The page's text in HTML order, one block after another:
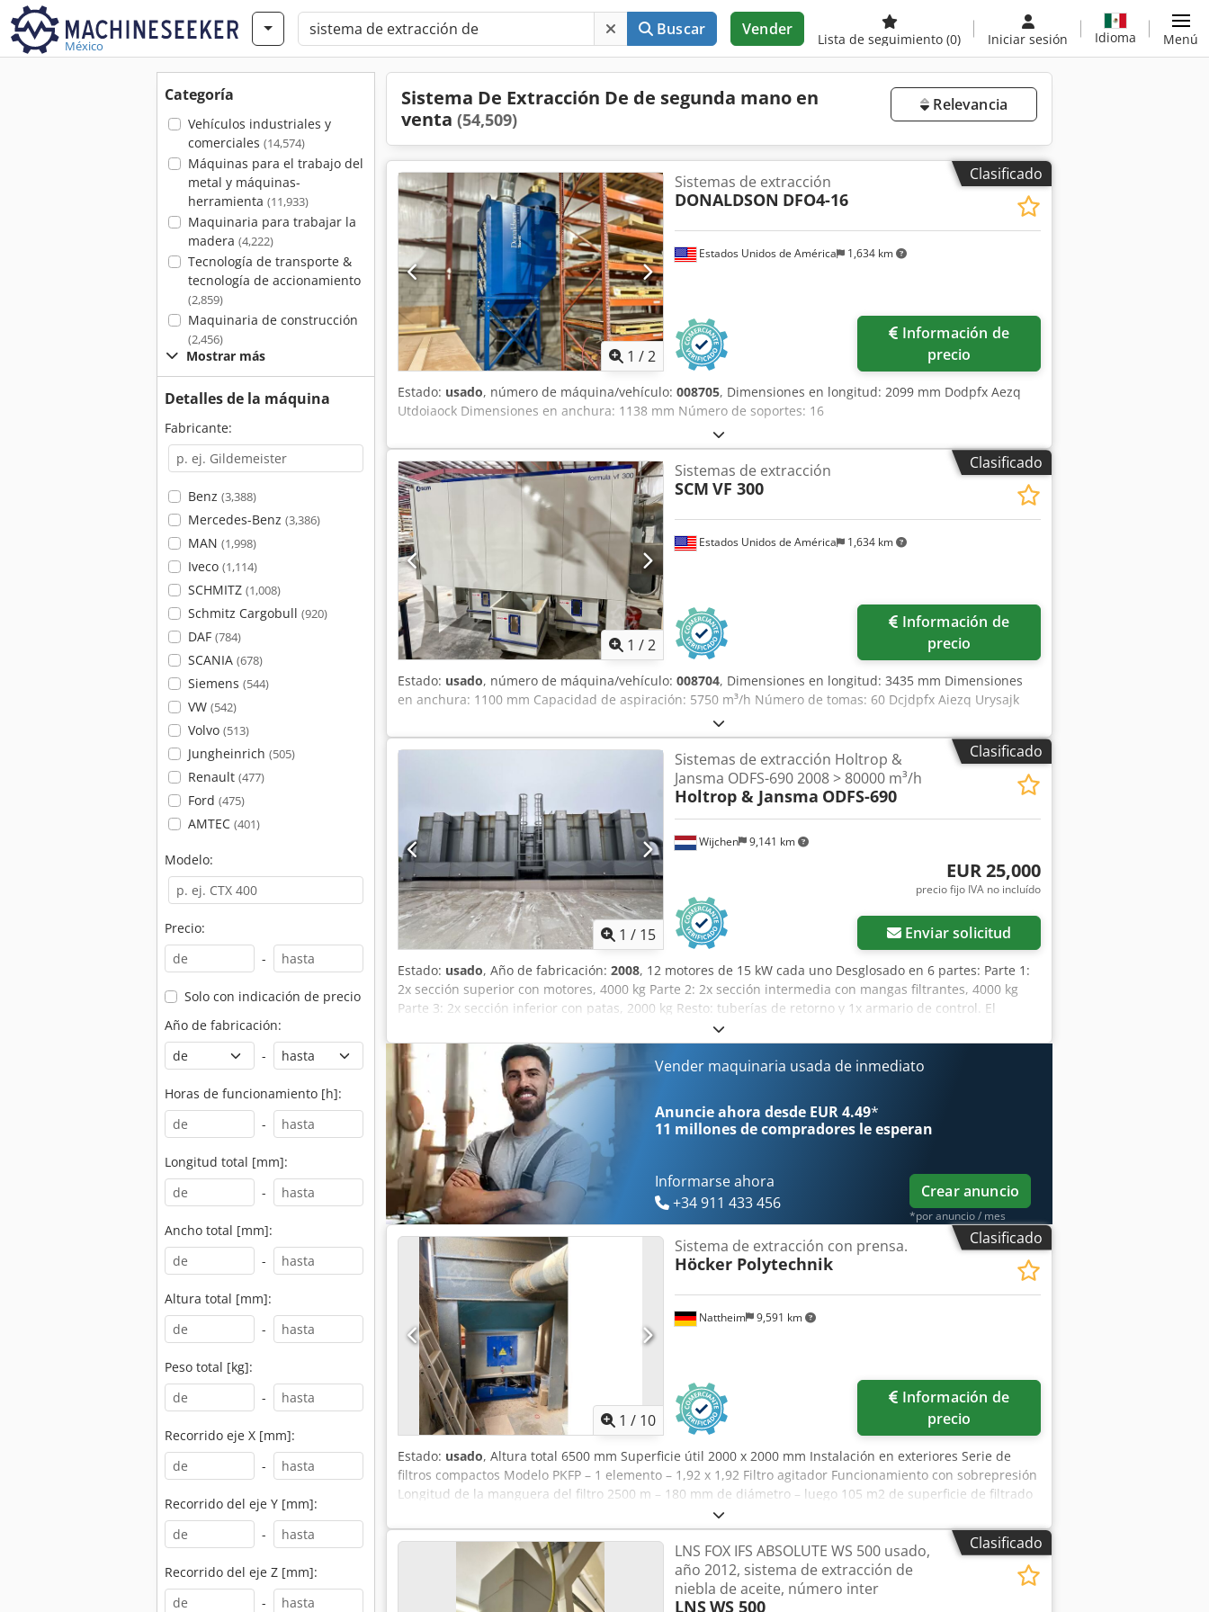
México
Buscar Vender
Lista de seguimiento (0) Iniciar sesión Idioma Menú
Categoría
Vehículos industriales y
comerciales (14,574)
Máquinas para el trabajo del
metal y máquinas-
herramienta (11,933)
Maquinaria para trabajar la
madera (4,222)
Tecnología de transporte &
tecnología de accionamiento
(2,859)
Maquinaria de construcción
(2,456)
Mostrar más
Detalles de la máquina
Fabricante:
Benz (3,388)
Mercedes-Benz (3,386)
MAN (1,998)
Iveco (1,114)
SCHMITZ (1,008)
Schmitz Cargobull (920)
DAF (784)
SCANIA (678)
Siemens (544)
VW (542)
Volvo (513)
Jungheinrich (505)
Renault (477)
Ford (475)
AMTEC (401)
Modelo:
Precio:
-
Solo con indicación de precio
Año de fabricación:
-
Horas de funcionamiento [h]:
-
Longitud total [mm]:
-
Ancho total [mm]:
-
Altura total [mm]:
-
Peso total [kg]:
-
Recorrido eje X [mm]:
-
Recorrido del eje Y [mm]:
-
Recorrido del eje Z [mm]:
-
Sistema De Extracción De de segunda mano en
venta (54,509)
Relevancia
Clasificado
Pedir más fotos
1 /2
Estados Unidos de América 1,634 km
Sistemas de extracción
DONALDSON DFO4-16
precio
Estado: usado, número de máquina/vehículo: 008705, Dimensiones en longitud: 2099 mm Dodpfx Aezq
Utdoiaock Dimensiones en anchura: 1138 mm Número de soportes: 16
Clasificado
Pedir más fotos
1 /2
Estados Unidos de América 1,634 km
Sistemas de extracción
SCM VF 300
precio
Estado: usado, número de máquina/vehículo: 008704, Dimensiones en longitud: 3435 mm Dimensiones
en anchura: 1100 mm Capacidad de aspiración: 5750 m³/h Número de tomas: 60 Dcjdpfx Aiezq Urysajk
Clasificado
1 / 15
Wijchen 9,141 km
Sistemas de extracción Holtrop &
Jansma ODFS-690 2008 > 80000 m³/h
Holtrop & Jansma ODFS-690
EUR 25,000
precio fijo IVA no incluído
Enviar solicitud
Estado: usado, Año de fabricación: 2008, 12 motores de 15 kW cada uno Desglosado en 6 partes: Parte 1:
2x sección superior con motores, 4000 kg Parte 2: 2x sección intermedia con mangas filtrantes, 4000 kg
Parte 3: 2x sección inferior con patas, 2000 kg Resto: tuberías de retorno y 1x armario de control. El
desmontaje se realizará el La instalación de aspiración será cargada en el camión. - Año de fabricación:
2008 - Documentación disponible: No - Marcado CE presente: Sí - Certificado CE presente: No - Número de
serie: 8011510B - Capacidad [m³/h]: 80000 - Número de mangas filtrantes [uds.]: 384 - Longitud del filtro
[mm]: 2500 Dcodpfx Aiowiwpzoajk - Diámetro del filtro [mm]: 230 - Superficie del filtro [m²]: 72 -
Ventiladores principales [uds.]: 12 - Potencia del ventilador principal [kW]: 15.0 - Caudal nominal de aire
[m/s]: 22 - Sistema de extinción: Sí - Desmontado: Sí - Armario de control disponible: Sí - Sistema de
limpieza por golpeo: Sí - Instalación de aspiración: Depresión Información financiera IVA: El precio
indicado es más IVA IVA/Imposición sobre la diferencia: IVA deducible para empresarios Entrega e
intercambio siempre posibles para todo tipo de equipamiento industrial Yorick Diebels
Vender maquinaria usada de inmediato
Anuncie ahora desde EUR 4.49*
11 millones de compradores le esperan
Informarse ahora
+34 911 433 456
Crear anuncio
*por anuncio / mes
Clasificado
1 / 10
Nattheim 9,591 km
Sistema de extracción con prensa.
Höcker Polytechnik
precio
Estado: usado, Altura total 6500 mm Superficie útil 2000 x 2000 mm Instalación en exteriores Serie de
filtros compactos Modelo PKFP – 1 elemento – 1,92 x 1,92 Filtro agitador Funcionamiento con sobrepresión
Longitud de la manguera del filtro 2500 m – 180 mm de diámetro – luego 105 m2 de superficie de filtrado
2 ventiladores de aire bruto – 2 tubos (diámetro 300 mm) 1 x ventilador KT 300, 15 kW de potencia 6361
m³/h construido en 1999 1 x ventilador S 25/300, 7,5 kW de potencia 7400 m³/h, construido en 1993 1 x
ventilador de transporte 6,1 kW, potencia 57 m³/min, construido en 1996 Total aprox. Caudal volumétrico
de 14.000 m3/h Prensa de briquetas Höcker Polytechnik tipo BrikStar C 3 - 12 . 1225 Motor 3,0 kW
Diámetro de briqueta 65 mm Potencia redonda aprox. 40-45 kg/h dependiendo del peso específico del
material Dcjdpevviytjfx Aiask Ubicación de almacenamiento: Nattheim
Clasificado
LNS FOX IFS ABSOLUTE WS 500 usado,
año 2012, sistema de extracción de
niebla de aceite, número inter
LNSWS 500